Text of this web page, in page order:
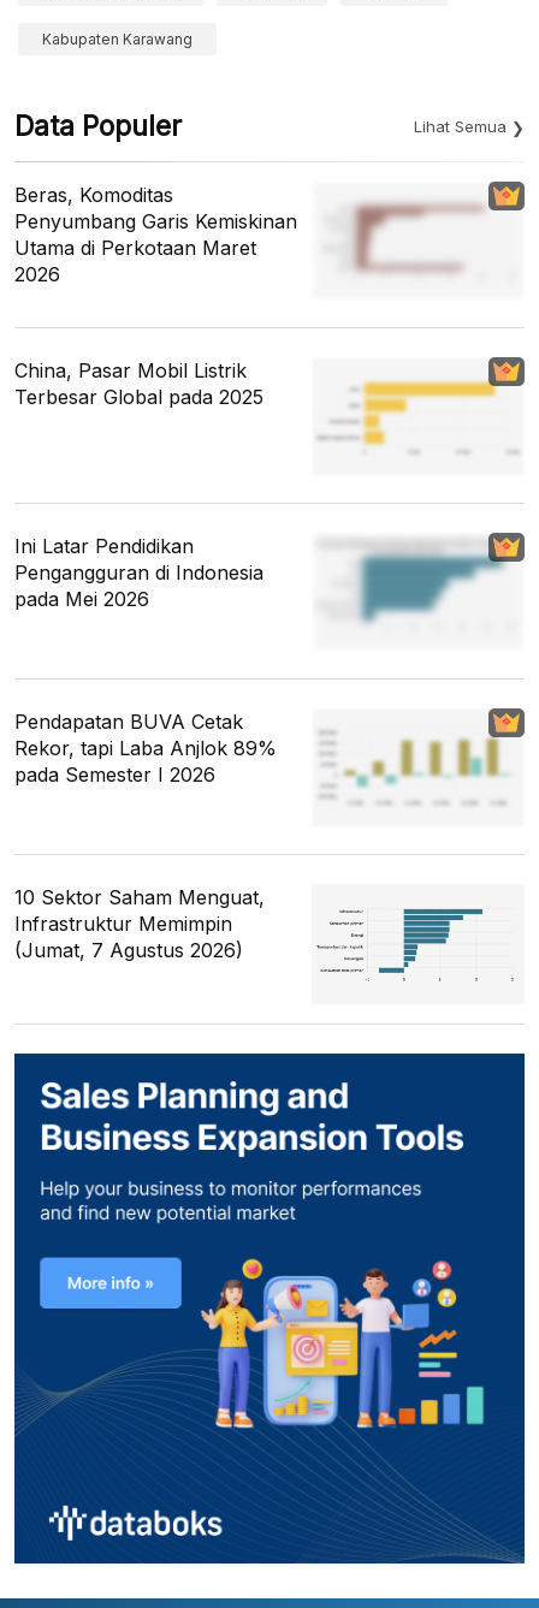
Kabupaten Karawang
Data Populer Lihat Semua
Beras, Komoditas
Penyumbang Garis Kemiskinan
Utama di Perkotaan Maret
2026
China, Pasar Mobil Listrik
Terbesar Global pada 2025
Ini Latar Pendidikan
Pengangguran di Indonesia
pada Mei 2026
Pendapatan BUVA Cetak
Rekor, tapi Laba Anjlok 89%
pada Semester I 2026
10 Sektor Saham Menguat,
Infrastruktur Memimpin
(Jumat, 7 Agustus 2026)